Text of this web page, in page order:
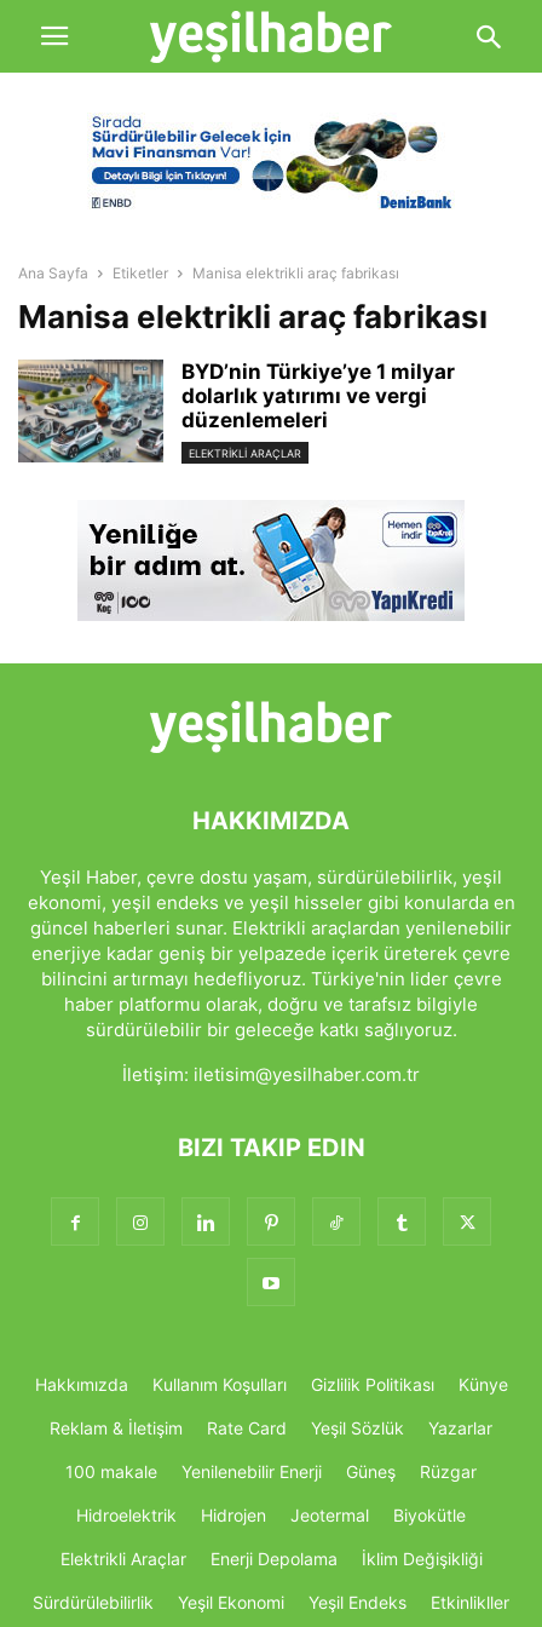
Ana Sayfa Etiketler Manisa elektrikli araç fabrikası
Manisa elektrikli araç fabrikası
BYD’nin Türkiye’ye 1 milyar
dolarlık yatırımı ve vergi
düzenlemeleri
ELEKTRIKLI ARAÇLAR
HAKKIMIZDA
Yeşil Haber, çevre dostu yaşam, sürdürülebilirlik, yeşil
ekonomi, yeşil endeks ve yeşil hisseler gibi konularda en
güncel haberleri sunar. Elektrikli araçlardan yenilenebilir
enerjiye kadar geniş bir yelpazede içerik üreterek çevre
bilincini artırmayı hedefliyoruz. Türkiye'nin lider çevre
haber platformu olarak, doğru ve tarafsız bilgiyle
sürdürülebilir bir geleceğe katkı sağlıyoruz.
İletişim: iletisim@yesilhaber.com.tr
BIZI TAKIP EDIN
Hakkımızda Kullanım Koşulları Gizlilik Politikası Künye
Reklam & İletişim Rate Card Yeşil Sözlük Yazarlar
100 makale Yenilenebilir Enerji Güneş Rüzgar
Hidroelektrik Hidrojen Jeotermal Biyokütle
Elektrikli Araçlar Enerji Depolama İklim Değişikliği
Sürdürülebilirlik Yeşil Ekonomi Yeşil Endeks Etkinlikller